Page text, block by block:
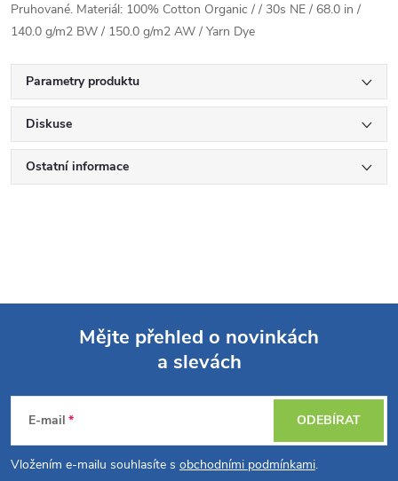
Pruhované. Materiál: 100% Cotton Organic / / 30s NE / 68.0 in /
140.0 g/m2 BW / 150.0 g/m2 AW / Yarn Dye
Parametry produktu
Diskuse
Ostatní informace
p
Mějte přehled o novinkách
a slevách
E-mail
Vložením e-mailu souhlasíte s obchodními podmínkami.
ODEBÍRAT